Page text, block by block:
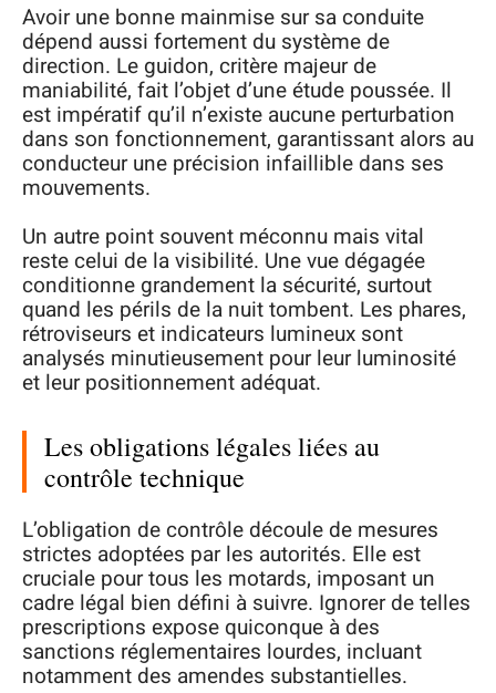
Avoir une bonne mainmise sur sa conduite
dépend aussi fortement du système de
direction. Le guidon, critère majeur de
maniabilité, fait l’objet d’une étude poussée. Il
est impératif qu’il n’existe aucune perturbation
dans son fonctionnement, garantissant alors au
conducteur une précision infaillible dans ses
mouvements.
Un autre point souvent méconnu mais vital
reste celui de la visibilité. Une vue dégagée
conditionne grandement la sécurité, surtout
quand les périls de la nuit tombent. Les phares,
rétroviseurs et indicateurs lumineux sont
analysés minutieusement pour leur luminosité
et leur positionnement adéquat.
Les obligations légales liées au
contrôle technique
L’obligation de contrôle découle de mesures
strictes adoptées par les autorités. Elle est
cruciale pour tous les motards, imposant un
cadre légal bien défini à suivre. Ignorer de telles
prescriptions expose quiconque à des
sanctions réglementaires lourdes, incluant
notamment des amendes substantielles.